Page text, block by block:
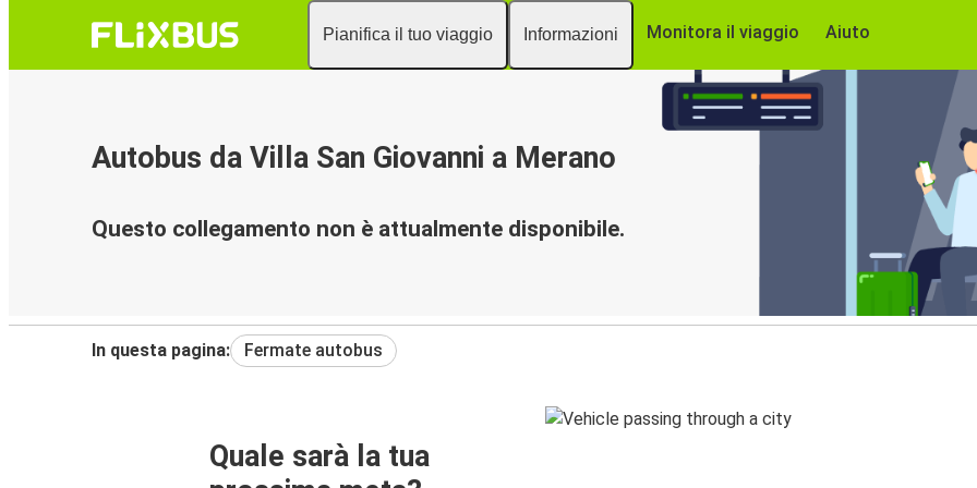
Pianifica il tuo viaggio Informazioni Monitora il viaggio Aiuto
Autobus da Villa San Giovanni a Merano
Questo collegamento non è attualmente disponibile.
In questa pagina: Fermate autobus
Quale sarà la tua